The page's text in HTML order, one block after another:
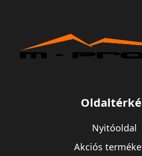
Nyitóoldal
Akciós